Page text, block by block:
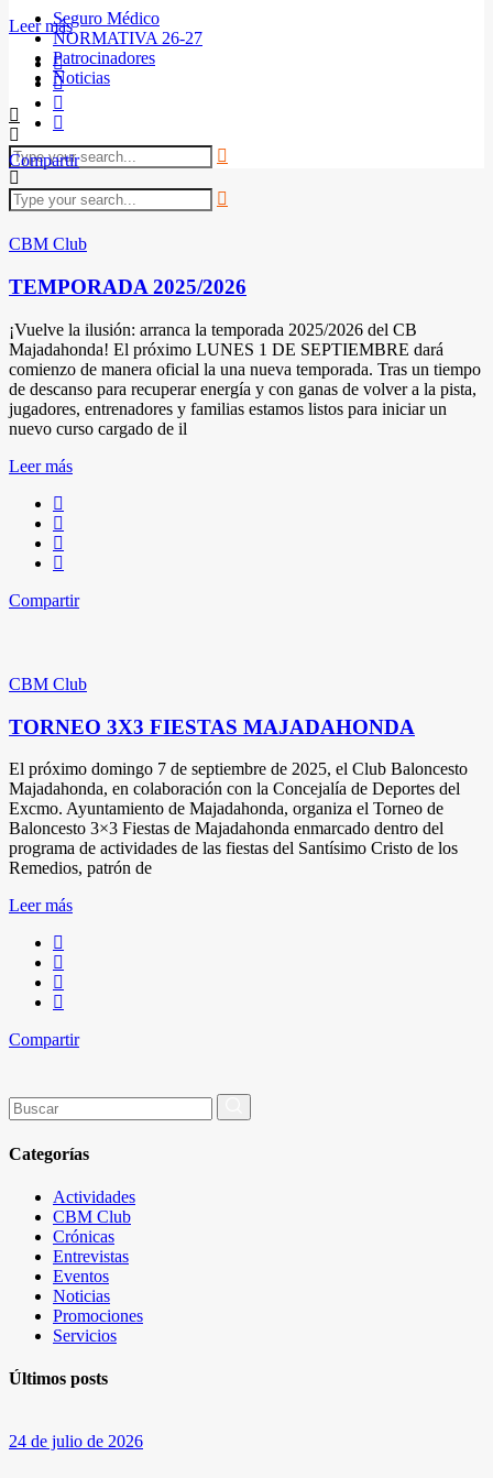
Seguro Médico
NORMATIVA 26-27
Patrocinadores
Noticias
Leer más
Compartir
CBM Club
TEMPORADA 2025/2026
¡Vuelve la ilusión: arranca la temporada 2025/2026 del CB
Majadahonda! El próximo LUNES 1 DE SEPTIEMBRE dará
comienzo de manera oficial la una nueva temporada. Tras un tiempo
de descanso para recuperar energía y con ganas de volver a la pista,
jugadores, entrenadores y familias estamos listos para iniciar un
nuevo curso cargado de il
Leer más
Compartir
CBM Club
TORNEO 3X3 FIESTAS MAJADAHONDA
El próximo domingo 7 de septiembre de 2025, el Club Baloncesto
Majadahonda, en colaboración con la Concejalía de Deportes del
Excmo. Ayuntamiento de Majadahonda, organiza el Torneo de
Baloncesto 3×3 Fiestas de Majadahonda enmarcado dentro del
programa de actividades de las fiestas del Santísimo Cristo de los
Remedios, patrón de
Leer más
Compartir
Buscar
por:
Categorías
Actividades
CBM Club
Crónicas
Entrevistas
Eventos
Noticias
Promociones
Servicios
Últimos posts
24 de julio de 2026